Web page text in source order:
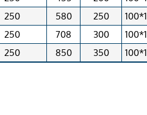
250 580 250
250 708 300
250 850 350